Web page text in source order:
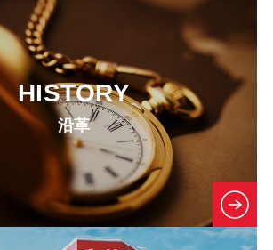
HISTORY
沿革